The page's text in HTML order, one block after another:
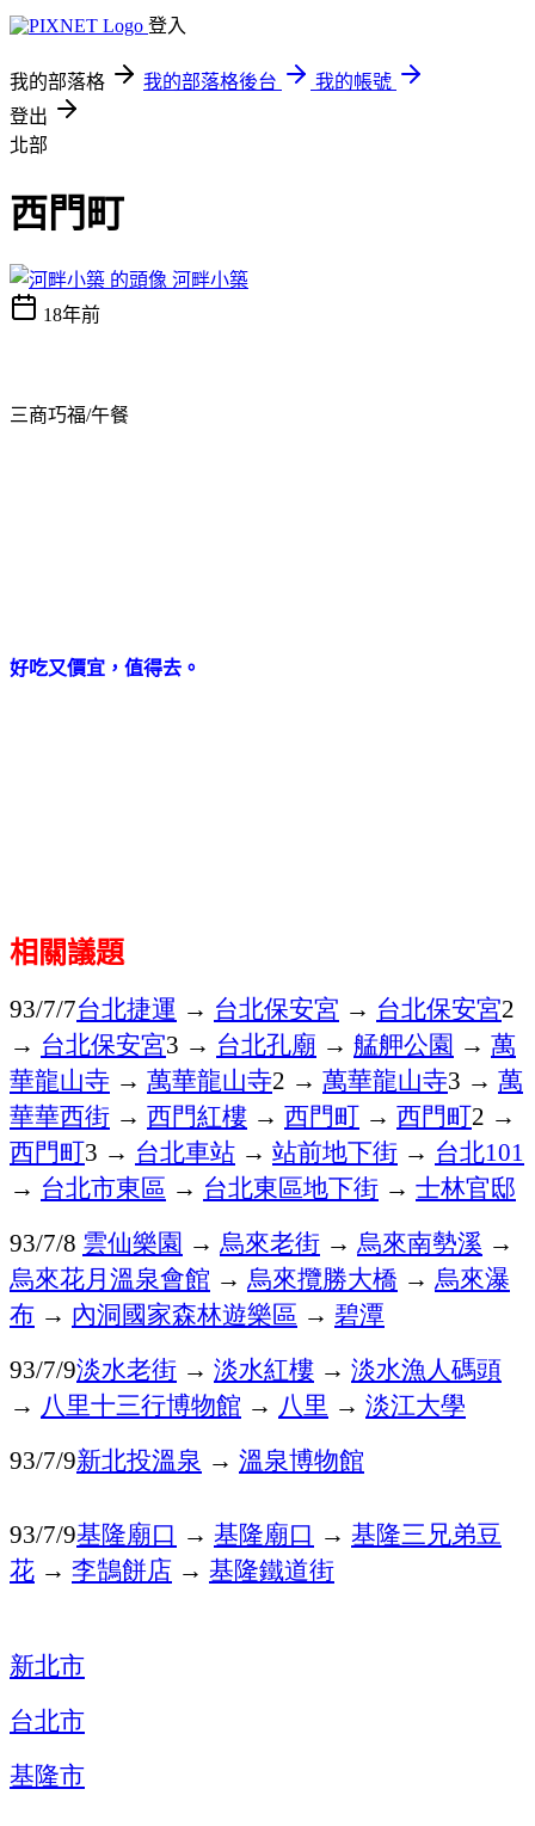
登入
我的部落格 我的部落格後台
我的帳號
登出
北部
西門町
河畔小築
18年前
三商巧福/午餐
好吃又價宜，值得去。
相關議題
93/7/7台北捷運 → 台北保安宮 → 台北保安宮2
→ 台北保安宮3 → 台北孔廟 → 艋舺公園 → 萬
華龍山寺 → 萬華龍山寺2 → 萬華龍山寺3 → 萬
華華西街 → 西門紅樓 → 西門町 → 西門町2 →
西門町3 → 台北車站 → 站前地下街 → 台北101
→ 台北市東區 → 台北東區地下街 → 士林官邸
93/7/8 雲仙樂園 → 烏來老街 → 烏來南勢溪 →
烏來花月溫泉會館 → 烏來攬勝大橋 → 烏來瀑
布 → 內洞國家森林遊樂區 → 碧潭
93/7/9淡水老街 → 淡水紅樓 → 淡水漁人碼頭
→ 八里十三行博物館 → 八里 → 淡江大學
93/7/9新北投溫泉 → 溫泉博物館
93/7/9基隆廟口 → 基隆廟口 → 基隆三兄弟豆
花 → 李鵠餅店 → 基隆鐵道街
新北市
台北市
基隆市